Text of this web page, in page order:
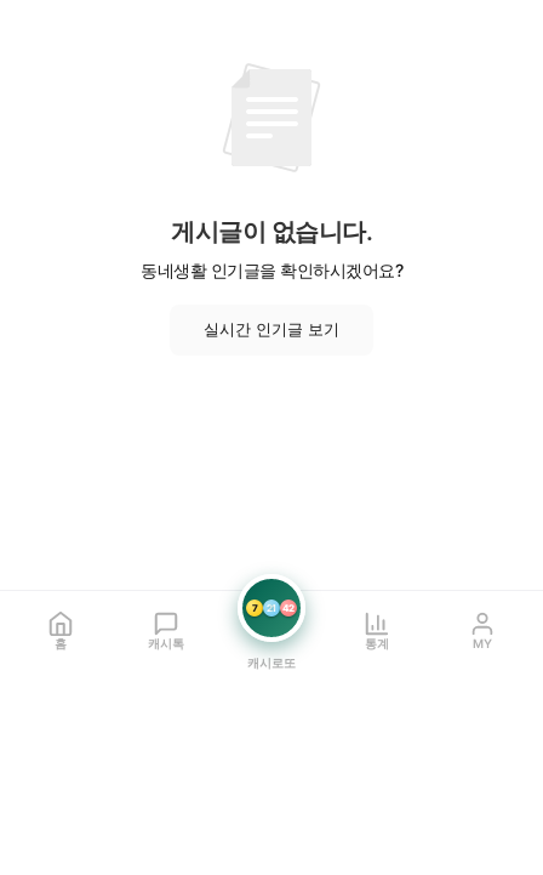
게시글이 없습니다.
동네생활 인기글을 확인하시겠어요?
실시간 인기글 보기
홈 캐시톡
7 21 42
캐시로또
통계 MY